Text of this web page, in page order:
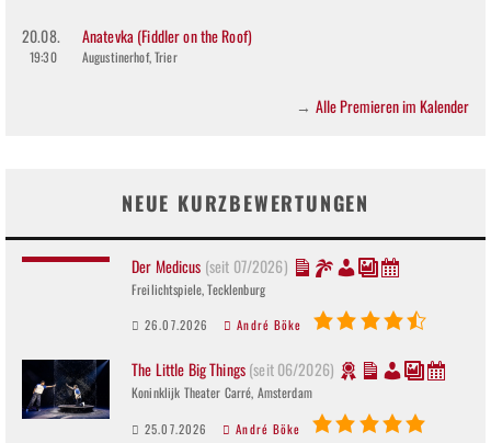
20.08.
19:30
Anatevka (Fiddler on the Roof)
Augustinerhof, Trier
→ Alle Premieren im Kalender
NEUE KURZBEWERTUNGEN
Der Medicus (seit 07/2026)
Freilichtspiele, Tecklenburg
26.07.2026 André Böke
The Little Big Things(seit 06/2026)
Koninklijk Theater Carré, Amsterdam
25.07.2026 André Böke